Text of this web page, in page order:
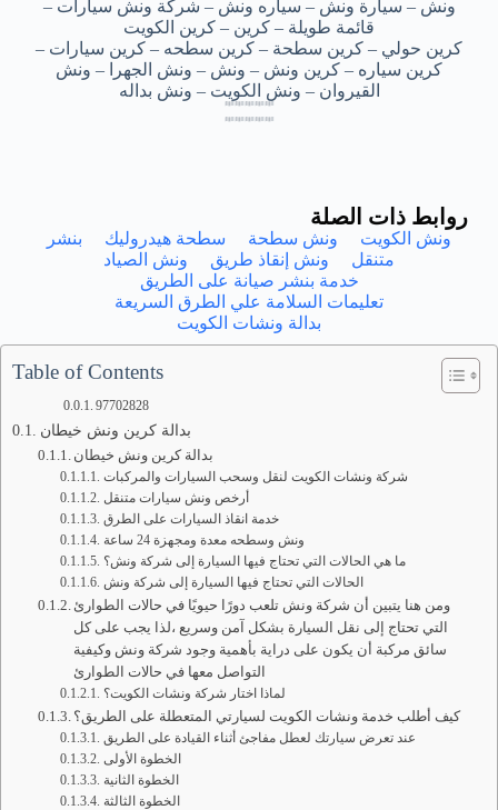
ونش – سيارة ونش – سياره ونش – شركة ونش سيارات –
قائمة طويلة – كرين – كرين الكويت
كرين حولي – كرين سطحة – كرين سطحه – كرين سيارات –
كرين سياره – كرين ونش – ونش – ونش الجهرا – ونش
القيروان – ونش الكويت – ونش بداله
روابط ذات الصلة
ونش الكويت ونش سطحة سطحة هيدروليك
بنشر
متنقل
ونش إنقاذ طريق
ونش الصياد
خدمة بنشر صيانة على الطريق
تعليمات السلامة علي الطرق السريعة
بدالة ونشات الكويت
Table of Contents
97702828
بدالة كرين ونش خيطان
بدالة كرين ونش خيطان
شركة ونشات الكويت لنقل وسحب السيارات والمركبات
أرخص ونش سيارات متنقل
خدمة انقاذ السيارات على الطرق
ونش وسطحه معدة ومجهزة 24 ساعة
ما هي الحالات التي تحتاج فيها السيارة إلى شركة ونش؟
الحالات التي تحتاج فيها السيارة إلى شركة ونش
ومن هنا يتبين أن شركة ونش تلعب دورًا حيويًا في حالات الطوارئ
التي تحتاج إلى نقل السيارة بشكل آمن وسريع ،لذا يجب على كل
سائق مركبة أن يكون على دراية بأهمية وجود شركة ونش وكيفية
التواصل معها في حالات الطوارئ
لماذا اختار شركة ونشات الكويت؟
كيف أطلب خدمة ونشات الكويت لسيارتي المتعطلة على الطريق؟
عند تعرض سيارتك لعطل مفاجئ أثناء القيادة على الطريق
الخطوة الأولى
الخطوة الثانية
الخطوة الثالثة